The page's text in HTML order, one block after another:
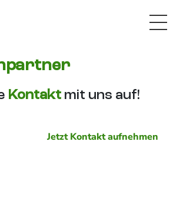
Kontakt mit uns auf!
Jetzt Kontakt aufnehmen